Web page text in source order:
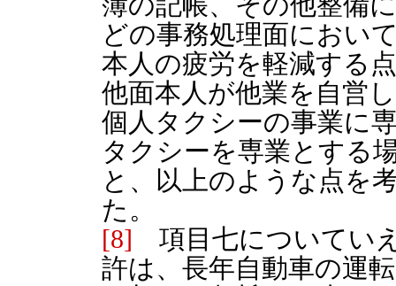
どの事務処理面におい
本人の疲労を軽減する
他面本人が他業を自営
個人タクシーの事業に
タクシーを専業とする
と、以上のような点を
た。
[8] 項目七についてい
許は、長年自動車の運